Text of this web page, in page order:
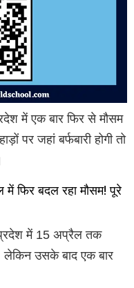
में एक बार फिर से मौसम
पर जहां बर्फबारी होगी तो
बदल रहा मौसम! पूरे
प्रदेश में 15 अप्रैल तक
लेकिन उसके बाद एक बार